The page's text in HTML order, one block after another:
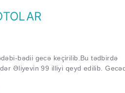
bədii gecə keçirilib.Bu tədbirdə
Əliyevin 99 illiyi qeyd edilib.